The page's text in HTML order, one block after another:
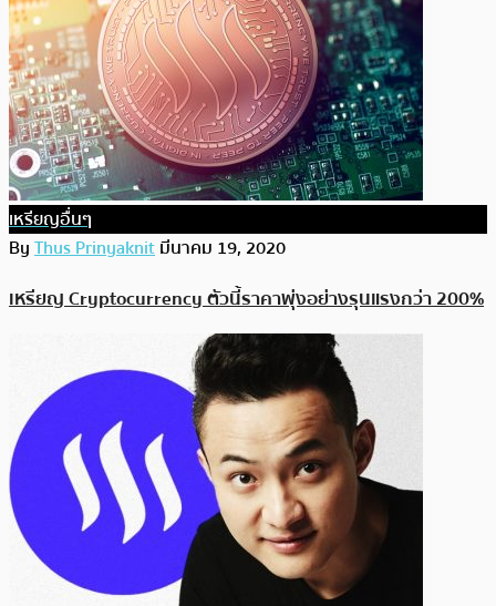
เหรียญอื่นๆ
ByThus Prinyaknitมีนาคม 19, 2020
เหรียญ Cryptocurrency ตัวนี้ราคาพุ่งอย่างรุนแรงกว่า 200%